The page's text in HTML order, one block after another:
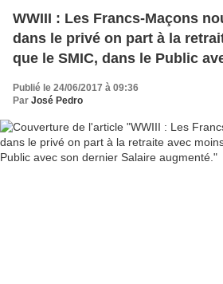
WWIII : Les Francs-Maçons
dans le privé on part à la
que le SMIC, dans le Public
Publié le 24/06/2017 à 09:36
Par José Pedro